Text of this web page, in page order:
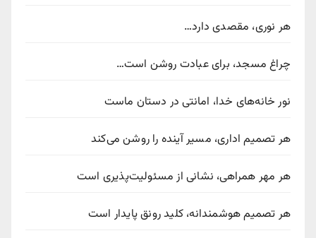
هر نوری، مقصدی دارد…
چراغ مسجد، برای عبادت روشن است…
نور خانه‌های خدا، امانتی در دستان ماست
هر تصمیم اداری، مسیر آینده را روشن می‌کند
هر مهر همراهی، نشانی از مسئولیت‌پذیری است
هر تصمیم هوشمندانه، کلید رونق پایدار است